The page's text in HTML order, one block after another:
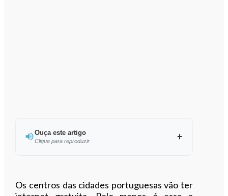
Ouça este artigo
Clique para reproduzir
Os centros das cidades portuguesas vão ter